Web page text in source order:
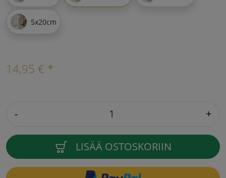
5x20cm
14,95 € *
- +
LISÄÄ OSTOSKORIIN